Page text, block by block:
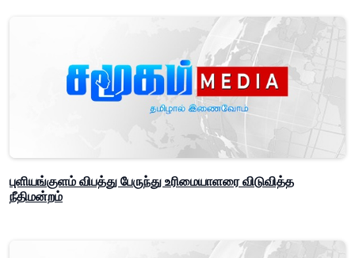
புளியங்குளம் விபத்து பேருந்து உரிமையாளரை விடுவித்த
நீதிமன்றம்